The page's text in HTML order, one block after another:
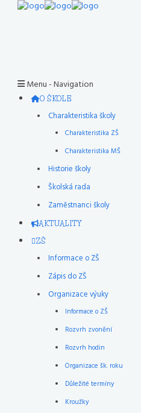
Menu -Navigation
O ŠKOLE
Charakteristika školy
Charakteristika ZŠ
Charakteristika MŠ
Historie školy
Školská rada
Zaměstnanci školy
AKTUALITY
ZŠ
Informace o ZŠ
Zápis do ZŠ
Organizace výuky
Informace o ZŠ
Rozvrh zvonění
Rozvrh hodin
Organizace šk. roku
Důležité termíny
Kroužky